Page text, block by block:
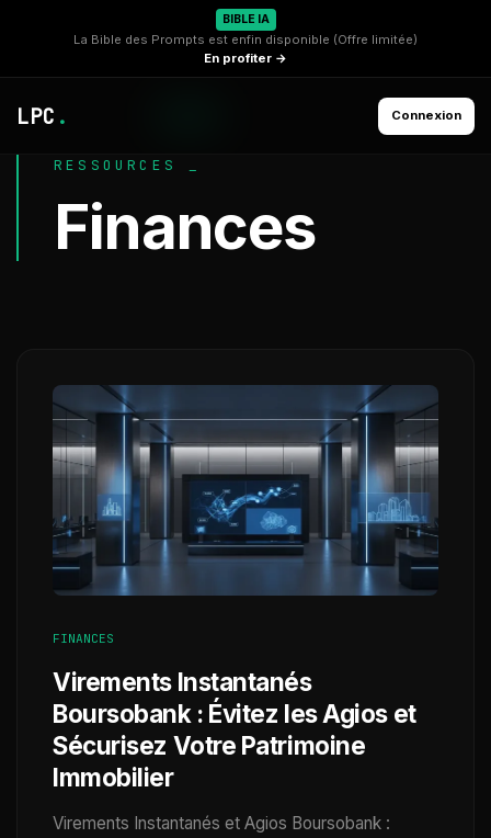
BIBLE IA
La Bible des Prompts est enfin disponible (Offre limitée)
En profiter →
LPC . Connexion
RESSOURCES _
Finances
FINANCES
Virements Instantanés
Boursobank : Évitez les Agios et
Sécurisez Votre Patrimoine
Immobilier
Virements Instantanés et Agios Boursobank :